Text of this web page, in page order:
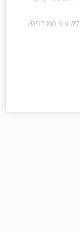
http://files.hakotel.org.il/shiurim/25532.mp4 לשיעור המודפס/